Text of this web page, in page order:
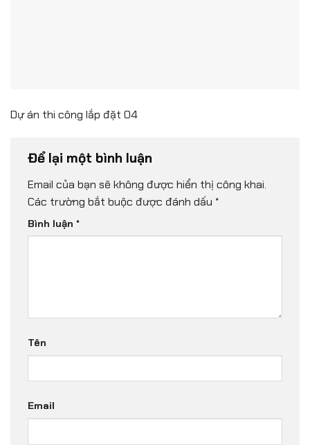
Dự án thi công lắp đặt 04
Để lại một bình luận
Email của bạn sẽ không được hiển thị công khai.
Các trường bắt buộc được đánh dấu *
Bình luận *
Tên
Email